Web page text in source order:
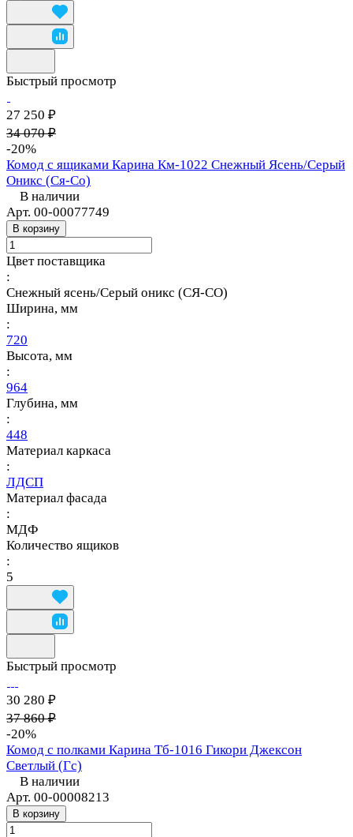
Быстрый просмотр
27 250 ₽
34 070 ₽
-20%
Комод с ящиками Карина Км-1022 Снежный Ясень/Серый
Оникс (Ся-Со)
В наличии
Арт. 00-00077749
В корзину
Цвет поставщика
:
Снежный ясень/Серый оникс (СЯ-СО)
Ширина, мм
:
720
Высота, мм
:
964
Глубина, мм
:
448
Материал каркаса
:
ЛДСП
Материал фасада
:
МДФ
Количество ящиков
:
5
Быстрый просмотр
30 280 ₽
37 860 ₽
-20%
Комод с полками Карина Тб-1016 Гикори Джексон
Светлый (Гс)
В наличии
Арт. 00-00008213
В корзину